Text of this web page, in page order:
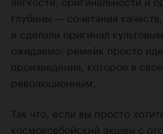
глубины — сочетания
и сделали оригинал
ожидаемо: ремейк просто
произведения, которое в
революционным.
Так что, если вы просто
космоковбойский экшен с